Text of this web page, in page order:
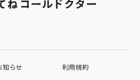
知らせ
利用規約